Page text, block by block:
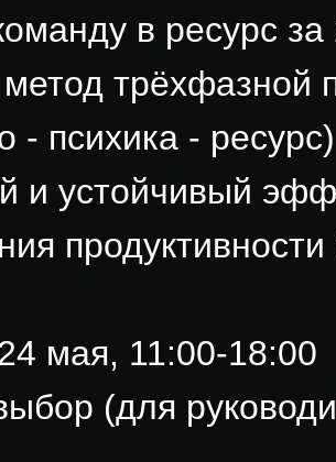
в ресурс за
трёхфазной
- психика - ресурс)
и устойчивый
продуктивности
мая, 11:00-18:00
(для